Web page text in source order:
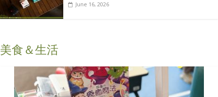
June 16, 2026
美食＆生活